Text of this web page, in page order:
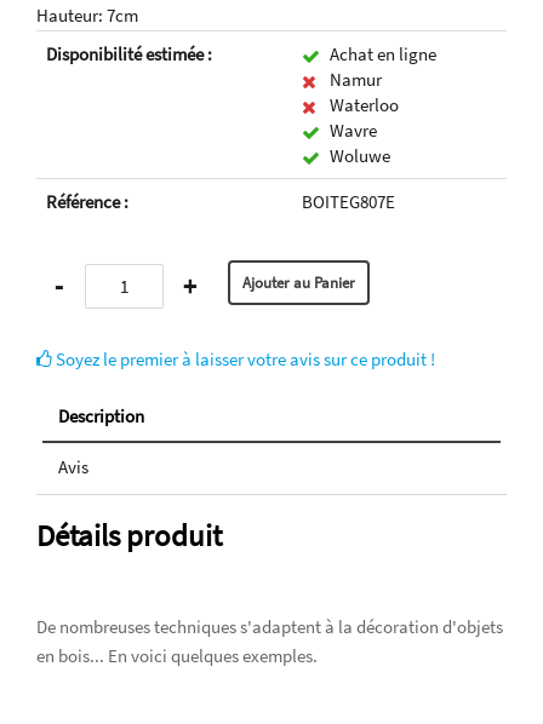
Hauteur: 7cm
Disponibilité estimée :
Achat en ligne
Namur
Waterloo
Wavre
Woluwe
Référence :
BOITEG807E
- +
Soyez le premier à laisser votre avis sur ce produit !
Description
Avis
Détails produit
De nombreuses techniques s'adaptent à la décoration d'objets
en bois... En voici quelques exemples.